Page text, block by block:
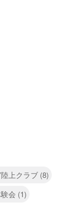
上クラブ (8)
会 (1)